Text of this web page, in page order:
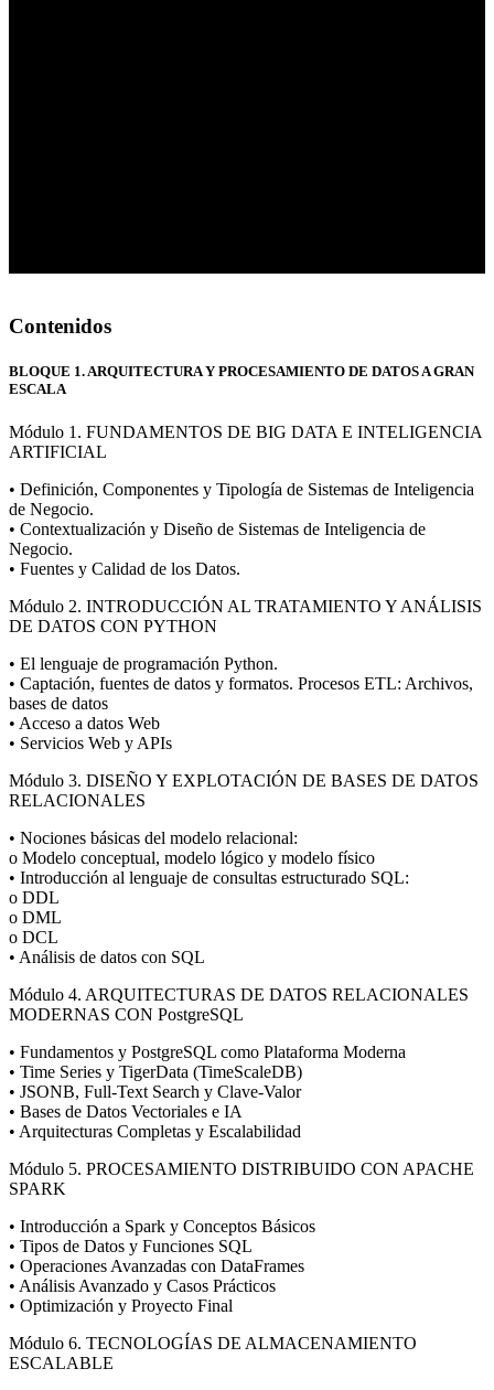
Contenidos
BLOQUE 1. ARQUITECTURA Y PROCESAMIENTO DE DATOS A GRAN
ESCALA
Módulo 1. FUNDAMENTOS DE BIG DATA E INTELIGENCIA
ARTIFICIAL
• Definición, Componentes y Tipología de Sistemas de Inteligencia
de Negocio.
• Contextualización y Diseño de Sistemas de Inteligencia de
Negocio.
• Fuentes y Calidad de los Datos.
Módulo 2. INTRODUCCIÓN AL TRATAMIENTO Y ANÁLISIS
DE DATOS CON PYTHON
• El lenguaje de programación Python.
• Captación, fuentes de datos y formatos. Procesos ETL: Archivos,
bases de datos
• Acceso a datos Web
• Servicios Web y APIs
Módulo 3. DISEÑO Y EXPLOTACIÓN DE BASES DE DATOS
RELACIONALES
• Nociones básicas del modelo relacional:
o Modelo conceptual, modelo lógico y modelo físico
• Introducción al lenguaje de consultas estructurado SQL:
o DDL
o DML
o DCL
• Análisis de datos con SQL
Módulo 4. ARQUITECTURAS DE DATOS RELACIONALES
MODERNAS CON PostgreSQL
• Fundamentos y PostgreSQL como Plataforma Moderna
• Time Series y TigerData (TimeScaleDB)
• JSONB, Full-Text Search y Clave-Valor
• Bases de Datos Vectoriales e IA
• Arquitecturas Completas y Escalabilidad
Módulo 5. PROCESAMIENTO DISTRIBUIDO CON APACHE
SPARK
• Introducción a Spark y Conceptos Básicos
• Tipos de Datos y Funciones SQL
• Operaciones Avanzadas con DataFrames
• Análisis Avanzado y Casos Prácticos
• Optimización y Proyecto Final
Módulo 6. TECNOLOGÍAS DE ALMACENAMIENTO
ESCALABLE